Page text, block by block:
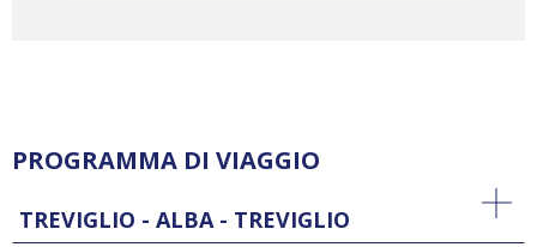
PROGRAMMA DI VIAGGIO
TREVIGLIO - ALBA - TREVIGLIO